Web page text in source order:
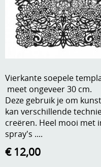
Dies om te stansen
DVD-CD
Handige extra's
Hechtingsmaterialen
Hout , MDF,
Kleurmateriaal-
Kneedmateriaal
Info
Anders creatief
Vierkante soepele
meet ongeveer 30 cm.
Deze gebruik je om
kan verschillende
creëren. Heel mooi met
spray's ....
€ 12,00